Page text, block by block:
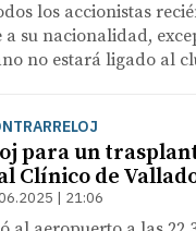
los accionistas
su nacionalidad,
no estará ligado al
para un
Clínico de
| 21:06